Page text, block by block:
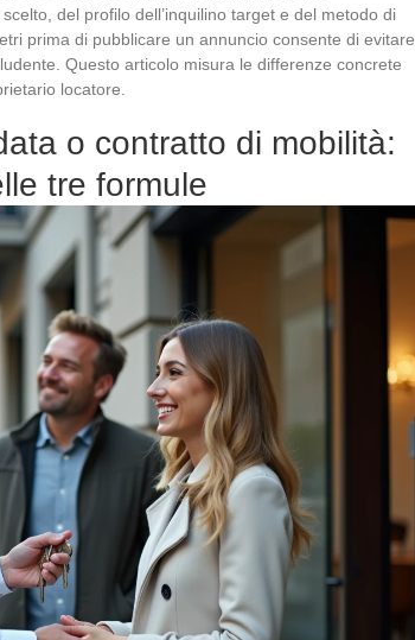
del profilo dell’inquilino target e del metodo di
prima di pubblicare un annuncio consente di evitare
Questo articolo misura le differenze concrete
locatore.
o contratto di mobilità:
tre formule